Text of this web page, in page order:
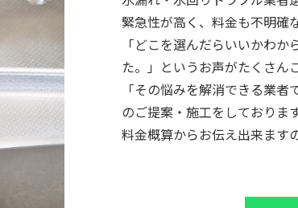
緊急性が高く、料金も不明確
「どこを選んだらいいかわ
た。」というお声がたくさん
「その悩みを解消できる業
のご提案・施工をしております
料金概算からお伝え出来ます